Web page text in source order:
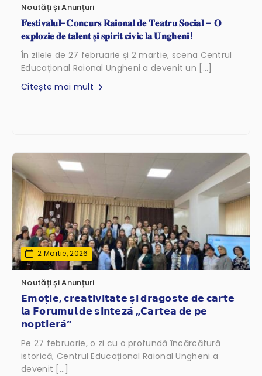
Noutăți și Anunțuri
𝐅𝐞𝐬𝐭𝐢𝐯𝐚𝐥𝐮𝐥-𝐂𝐨𝐧𝐜𝐮𝐫𝐬 𝐑𝐚𝐢𝐨𝐧𝐚𝐥 𝐝𝐞 𝐓𝐞𝐚𝐭𝐫𝐮 𝐒𝐨𝐜𝐢𝐚𝐥 – 𝐎
𝐞𝐱𝐩𝐥𝐨𝐳𝐢𝐞 𝐝𝐞 𝐭𝐚𝐥𝐞𝐧𝐭 𝐬̦𝐢 𝐬𝐩𝐢𝐫𝐢𝐭 𝐜𝐢𝐯𝐢𝐜 𝐥𝐚 𝐔𝐧𝐠𝐡𝐞𝐧𝐢!
În zilele de 27 februarie și 2 martie, scena Centrul
Educațional Raional Ungheni a devenit un […]
Citește mai mult
2 Martie, 2026
Noutăți și Anunțuri
𝗘𝗺𝗼𝘁̦𝗶𝗲, 𝗰𝗿𝗲𝗮𝘁𝗶𝘃𝗶𝘁𝗮𝘁𝗲 𝘀̦𝗶 𝗱𝗿𝗮𝗴𝗼𝘀𝘁𝗲 𝗱𝗲 𝗰𝗮𝗿𝘁𝗲
𝗹𝗮 𝗙𝗼𝗿𝘂𝗺𝘂𝗹 𝗱𝗲 𝘀𝗶𝗻𝘁𝗲𝘇𝗮̆ „𝗖𝗮𝗿𝘁𝗲𝗮 𝗱𝗲 𝗽𝗲
𝗻𝗼𝗽𝘁𝗶𝗲𝗿𝗮̆”
Pe 27 februarie, o zi cu o profundă încărcătură
istorică, Centrul Educațional Raional Ungheni a
devenit […]